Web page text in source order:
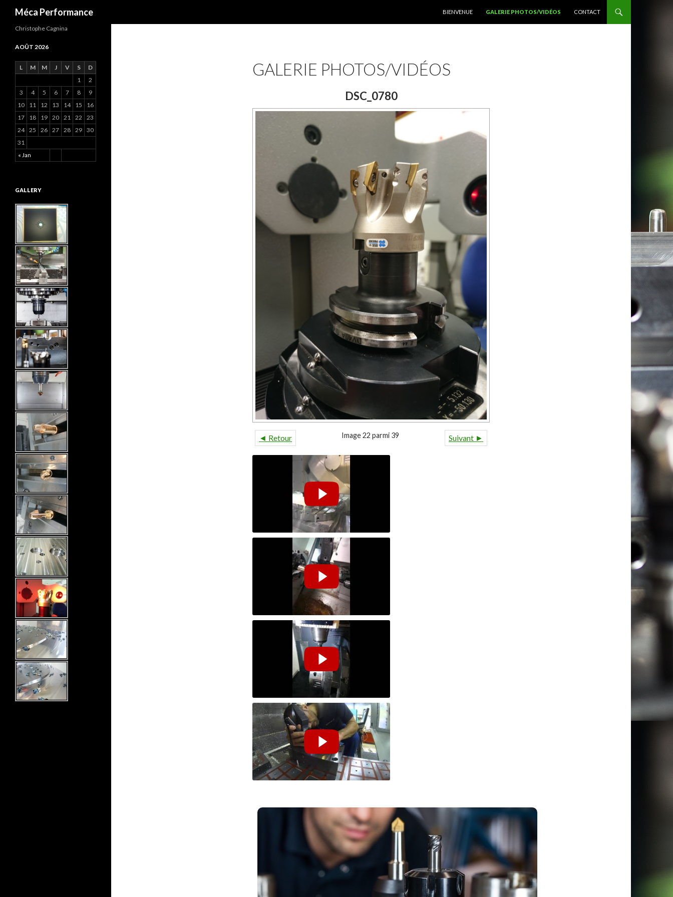
Méca Performance
BIENVENUE
GALERIE PHOTOS/VIDÉOS CONTACT
GALERIE PHOTOS/VIDÉOS
DSC_0780
◄ Retour Suivant ►
Image 22 parmi 39
Christophe Cagnina
AOÛT 2026
L M M J V S D
« Jan
1
2
3
4 5 6 7 8
9
10
11 12 13 14 15
16
17
18 19 20 21 22
23
24 25 26 27 28 29 30
31
GALLERY